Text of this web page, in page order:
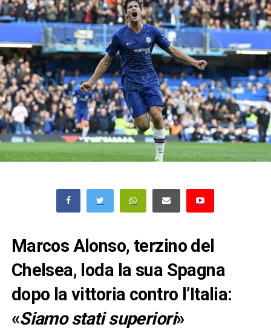
Marcos Alonso, terzino del
Chelsea, loda la sua Spagna
dopo la vittoria contro l’Italia:
«Siamo stati superiori»